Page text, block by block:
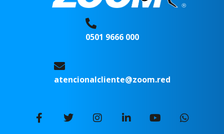
0501 9666 000
atencionalcliente@zoom.red